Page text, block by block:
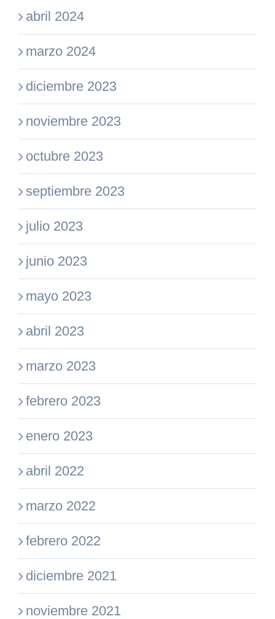
abril 2024
marzo 2024
diciembre 2023
noviembre 2023
octubre 2023
septiembre 2023
julio 2023
junio 2023
mayo 2023
abril 2023
marzo 2023
febrero 2023
enero 2023
abril 2022
marzo 2022
febrero 2022
diciembre 2021
noviembre 2021